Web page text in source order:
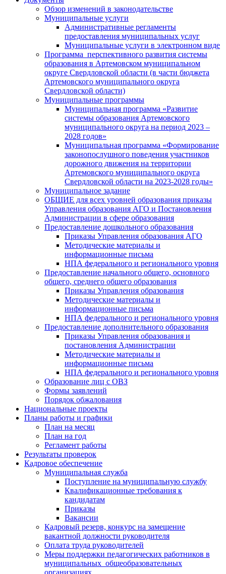
Обзор изменений в законодательстве
Муниципальные услуги
Административные регламенты
предоставления муниципальных услуг
Муниципальные услуги в электронном виде
Программа перспективного развития системы
образования в Артемовском муниципальном
округе Свердловской области (в части бюджета
Артемовского муниципального округа
Свердловской области)
Муниципальные программы
Муниципальная программа «Развитие
системы образования Артемовского
муниципального округа на период 2023 –
2028 годов»
Муниципальная программа «Формирование
законопослушного поведения участников
дорожного движения на территории
Артемовского муниципального округа
Свердловской области на 2023-2028 годы»
Муниципальное задание
ОБЩИЕ для всех уровней образования приказы
Управления образования АГО и Постановления
Администрации в сфере образования
Предоставление дошкольного образования
Приказы Управления образования АГО
Методические материалы и
информационные письма
НПА федерального и регионального уровня
Предоставление начального общего, основного
общего, среднего общего образования
Приказы Управления образования
Методические материалы и
информационные письма
НПА федерального и регионального уровня
Предоставление дополнительного образования
Приказы Управления образования и
постановления Администрации
Методические материалы и
информационные письма
НПА федерального и регионального уровня
Образование лиц с ОВЗ
Формы заявлений
Порядок обжалования
Национальные проекты
Планы работы и графики
План на месяц
План на год
Регламент работы
Результаты проверок
Кадровое обеспечение
Муниципальная служба
Поступление на муниципальную службу
Квалификационные требования к
кандидатам
Приказы
Вакансии
Кадровый резерв, конкурс на замещение
вакантной должности руководителя
Оплата труда руководителей
Меры поддержки педагогических работников в
муниципальных общеобразовательных